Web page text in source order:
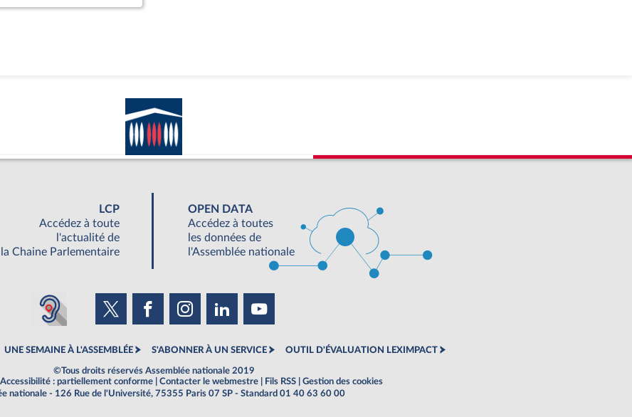
LCP
Accédez à toute
l'actualité de
la Chaine Parlementaire
OPEN DATA
Accédez à toutes
les données de
l'Assemblée nationale
UNE SEMAINE À L'ASSEMBLÉE S'ABONNER À UN SERVICE OUTIL D'ÉVALUATION LEXIMPACT
©Tous droits réservés Assemblée nationale 2019
Accessibilité : partiellement conforme Contacter le webmestre Fils RSS
Gestion des cookies
nationale - 126 Rue de l'Université, 75355 Paris 07 SP - Standard 01 40 63 60 00